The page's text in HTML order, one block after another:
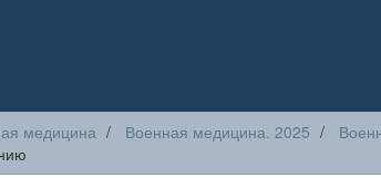
медицина Военная медицина. 2025